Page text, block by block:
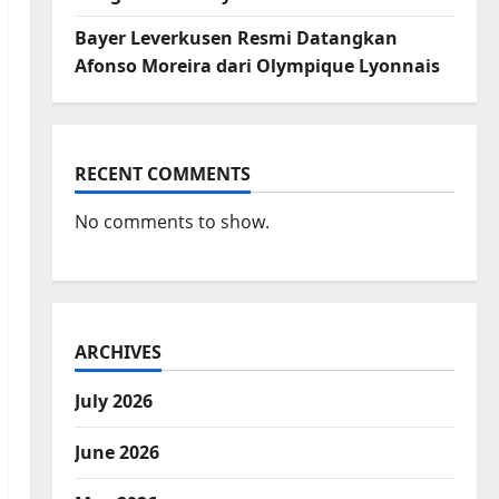
Bayer Leverkusen Resmi Datangkan
Afonso Moreira dari Olympique Lyonnais
RECENT COMMENTS
No comments to show.
ARCHIVES
July 2026
June 2026